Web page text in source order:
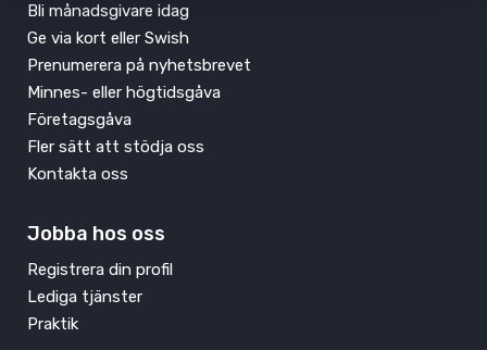
Bli månadsgivare idag
Ge via kort eller Swish
Prenumerera på nyhetsbrevet
Minnes- eller högtidsgåva
Företagsgåva
Fler sätt att stödja oss
Kontakta oss
Jobba hos oss
Registrera din profil
Lediga tjänster
Praktik